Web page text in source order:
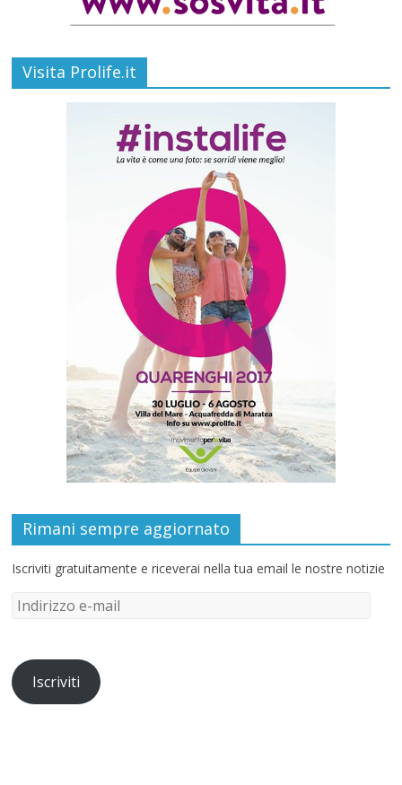
Visita Prolife.it
Rimani sempre aggiornato
Iscriviti gratuitamente e riceverai nella tua email le nostre notizie
Iscriviti